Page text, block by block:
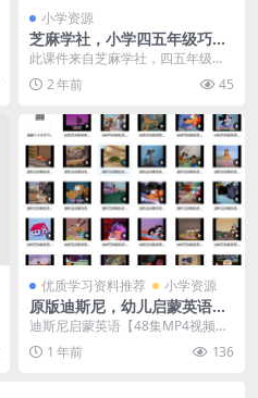
小学资源
芝麻学社，小学四五年级巧算
综合算数方法课，MP4视频，
计算不好的孩子可以看看，百
度云网盘下载
此课件来自芝麻学社，四五年级巧
算综合算数方法课。此课件主要知
识点包括：认识加减乘...
2 年前 45
优质学习资料推荐 小学资源
原版迪斯尼，幼儿启蒙英语
【48集视频】.适合2-9岁中英
迪斯尼启蒙英语【48集MP4视频】.
适合2-9岁中英双字幕动画片百度网
盘下载 迪...
1 年前 136